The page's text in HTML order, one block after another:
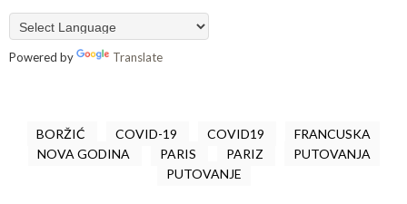
Powered by Translate
BORŽIĆ COVID-19 COVID19
FRANCUSKA
NOVA GODINA
PARIS PARIZ
PUTOVANJA
PUTOVANJE